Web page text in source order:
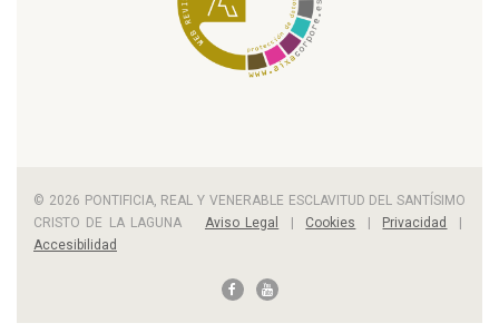
© 2026 PONTIFICIA, REAL Y VENERABLE ESCLAVITUD DEL SANTÍSIMO
CRISTO DE LA LAGUNA Aviso Legal Cookies Privacidad
Accesibilidad